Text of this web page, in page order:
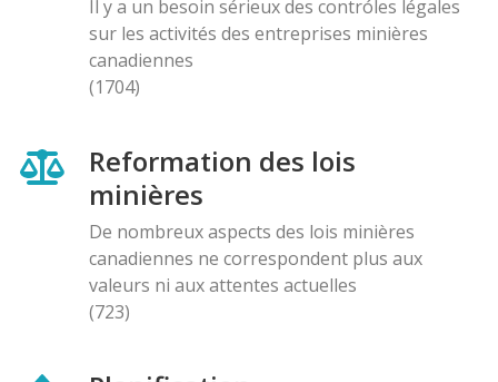
Il y a un besoin sérieux des contróles légales
sur les activités des entreprises minières
canadiennes
(1704)
Reformation des lois
minières
De nombreux aspects des lois minières
canadiennes ne correspondent plus aux
valeurs ni aux attentes actuelles
(723)